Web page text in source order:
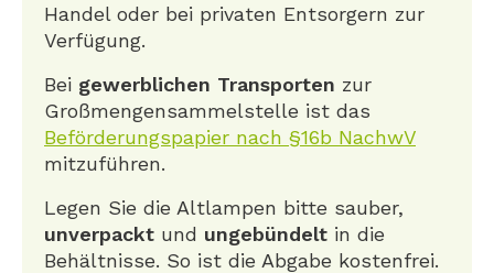
Handel oder bei privaten Entsorgern zur
Verfügung.
Bei gewerblichen Transporten zur
Großmengensammelstelle ist das
Beförderungspapier nach §16b NachwV
mitzuführen.
Legen Sie die Altlampen bitte sauber,
unverpackt und ungebündelt in die
Behältnisse. So ist die Abgabe kostenfrei.